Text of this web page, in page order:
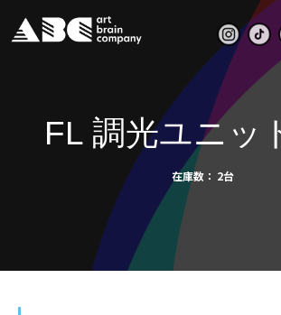
FL 調光ユニッ
在庫数 2台